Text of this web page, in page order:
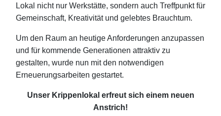
Lokal nicht nur Werkstätte, sondern auch Treffpunkt für
Gemeinschaft, Kreativität und gelebtes Brauchtum.
Um den Raum an heutige Anforderungen anzupassen
und für kommende Generationen attraktiv zu
gestalten, wurde nun mit den notwendigen
Erneuerungsarbeiten gestartet.
Unser Krippenlokal erfreut sich einem neuen
Anstrich!